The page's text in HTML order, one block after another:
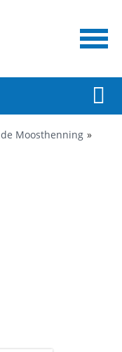
Moosthenning